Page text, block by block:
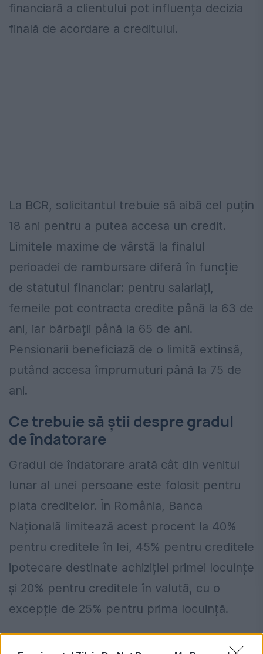
financiară a clientului pot influența decizia
finală de acordare a creditului.
La BCR, solicitantul trebuie să aibă cel puțin
18 ani pentru a putea accesa un credit.
Limitele maxime de vârstă la finalul
perioadei de rambursare diferă în funcție
de statutul financiar: pentru salariați,
femeile pot contracta credite până la 63 de
ani, iar bărbații până la 65 de ani.
Pensionarii beneficiază de o limită extinsă,
putând accesa împrumuturi până la 75 de
ani.
Ce trebuie să știi despre gradul
de îndatorare
Gradul de îndatorare arată cât din venitul
lunar al unei persoane este folosit pentru
plata creditelor. În România, Banca
Națională limitează acest procent la 40%
pentru creditele în lei, 45% pentru creditele
ipotecare destinate achiziției primei locuințe
și 20% pentru creditele în valută, cu o
excepție de 25% pentru prima locuință.